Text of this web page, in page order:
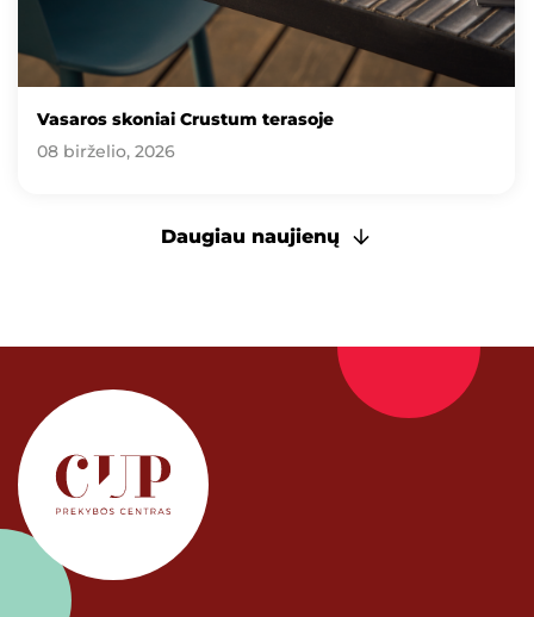
Vasaros skoniai Crustum terasoje
08 birželio, 2026
Daugiau naujienų